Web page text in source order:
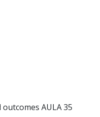
AULA 35